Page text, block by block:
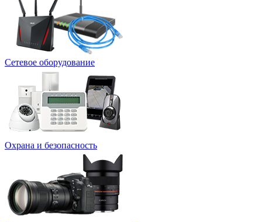
Сетевое оборудование
Охрана и безопасность